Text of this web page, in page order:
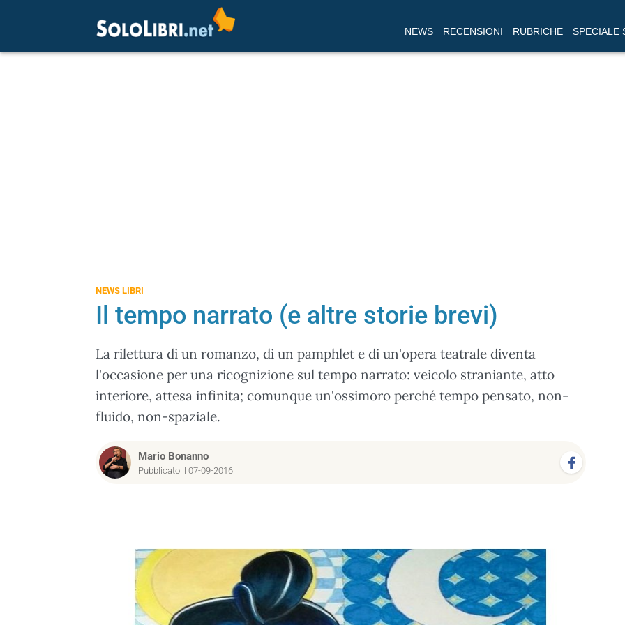
NEWS RECENSIONI RUBRICHE SPECIALE
NEWS LIBRI
Il tempo narrato (e altre storie brevi)
La rilettura di un romanzo, di un pamphlet e di un'opera teatrale diventa
l'occasione per una ricognizione sul tempo narrato: veicolo straniante, atto
interiore, attesa infinita; comunque un'ossimoro perché tempo pensato, non-
fluido, non-spaziale.
Mario Bonanno
Pubblicato il 07-09-2016